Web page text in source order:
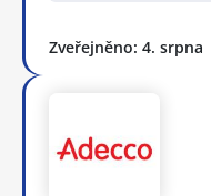
Zveřejněno: 4. srpna